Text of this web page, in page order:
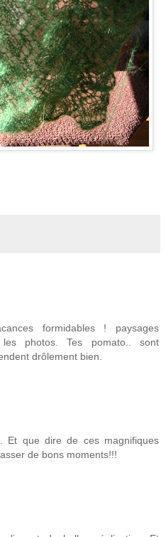
formidables ! paysages
photos. Tes pomato.. sont
drôlement bien.
Et que dire de ces magnifiques
de bons moments!!!